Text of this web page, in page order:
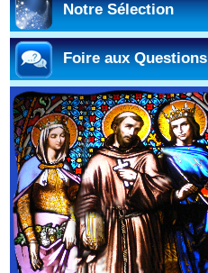
Notre Sélection
Foire aux Questions